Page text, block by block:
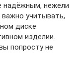
надёжным, нежели
учитывать,
диске
изделии.
попросту не